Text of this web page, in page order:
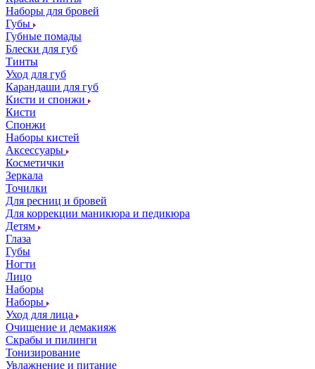
Наборы для бровей
Губы
Губные помады
Блески для губ
Тинты
Уход для губ
Карандаши для губ
Кисти и спонжи
Кисти
Спонжи
Наборы кистей
Аксессуары
Косметички
Зеркала
Точилки
Для ресниц и бровей
Для коррекции маникюра и педикюра
Детям
Глаза
Губы
Ногти
Лицо
Наборы
Наборы
Уход для лица
Очищение и демакияж
Скрабы и пилинги
Тонизирование
Увлажнение и питание